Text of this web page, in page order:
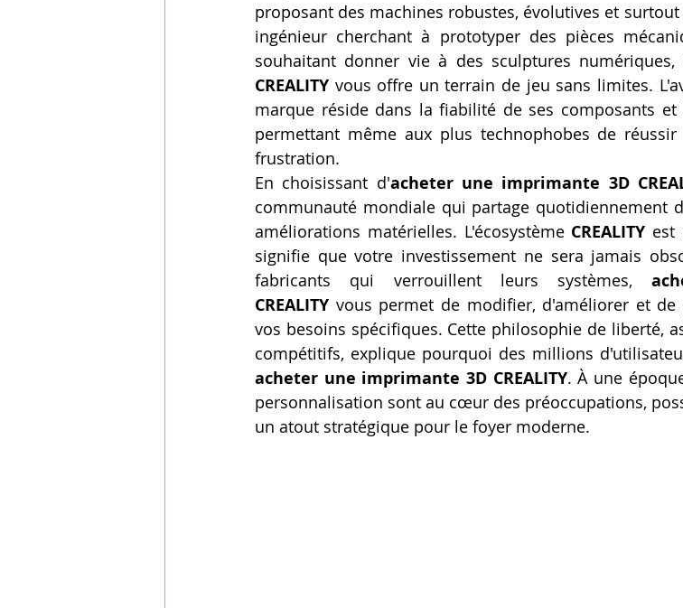
Creality Hi combo Artillery M1 Pro Filament PLA Service
Vidéos sur l'impression 3D, Artillery M1 pro Creality HI combo
Formation impresssion 3D
proposant des machines robustes, évolutives et
ingénieur cherchant à prototyper des pièces
souhaitant donner vie à des sculptures numériques,
CREALITY vous offre un terrain de jeu sans limites.
marque réside dans la fiabilité de ses composants
permettant même aux plus technophobes de
frustration.
En choisissant d'acheter une imprimante 3D
communauté mondiale qui partage quotidiennement
améliorations matérielles. L'écosystème CREALITY est
signifie que votre investissement ne sera jamais
fabricants qui verrouillent leurs systèmes,
CREALITY vous permet de modifier, d'améliorer et
vos besoins spécifiques. Cette philosophie de liberté,
acheter une imprimante 3D CREALITY. À une
personnalisation sont au cœur des préoccupations,
un atout stratégique pour le foyer moderne.